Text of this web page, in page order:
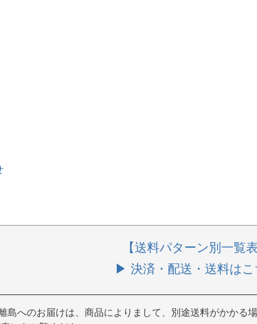
【送料パターン別一覧
▶ 決済・配送・送料はこ
島へのお届けは、商品によりまして、別途送料がかかる